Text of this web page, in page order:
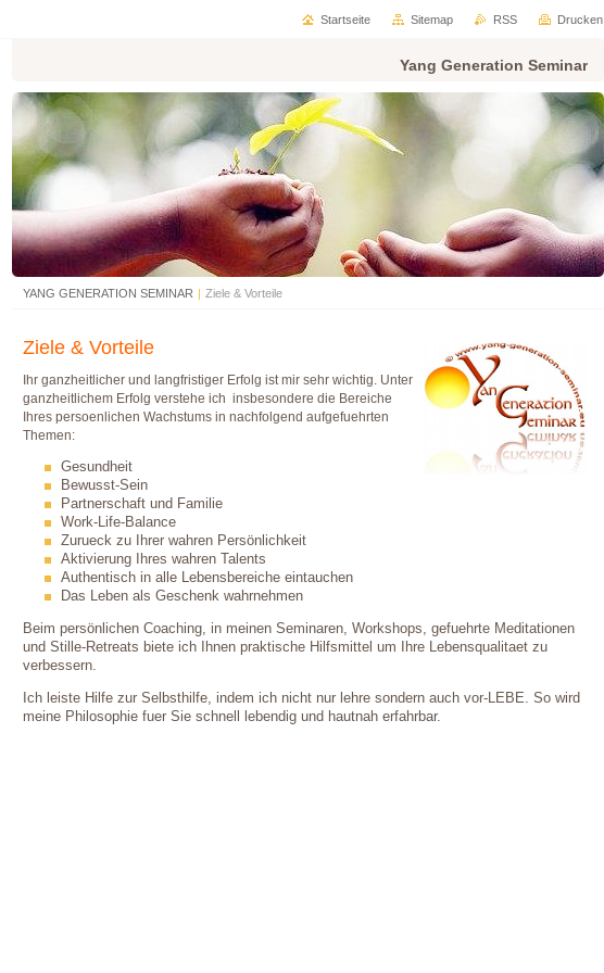
Yang Generation Seminar
YANG GENERATION SEMINAR | Ziele & Vorteile
Ziele & Vorteile
Ihr ganzheitlicher und langfristiger Erfolg ist mir sehr wichtig. Unter
ganzheitlichem Erfolg verstehe ich insbesondere die Bereiche
Ihres persoenlichen Wachstums in nachfolgend aufgefuehrten
Themen:
Gesundheit
Bewusst-Sein
Partnerschaft und Familie
Work-Life-Balance
Zurueck zu Ihrer wahren Persönlichkeit
Aktivierung Ihres wahren Talents
Authentisch in alle Lebensbereiche eintauchen
Das Leben als Geschenk wahrnehmen
Beim persönlichen Coaching, in meinen Seminaren, Workshops, gefuehrte Meditationen
und Stille-Retreats biete ich Ihnen praktische Hilfsmittel um Ihre Lebensqualitaet zu
verbessern.
Ich leiste Hilfe zur Selbsthilfe, indem ich nicht nur lehre sondern auch vor-LEBE. So wird
meine Philosophie fuer Sie schnell lebendig und hautnah erfahrbar.
Startseite Sitemap RSS Drucken